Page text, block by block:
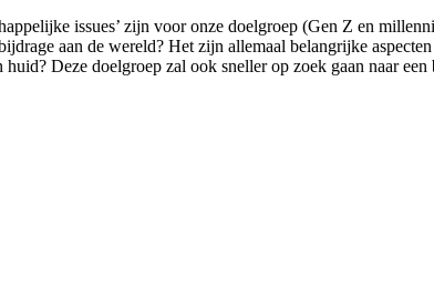
issues’ zijn voor onze doelgroep (Gen Z en
aan de wereld? Het zijn allemaal belangrijke
Deze doelgroep zal ook sneller op zoek gaan naar